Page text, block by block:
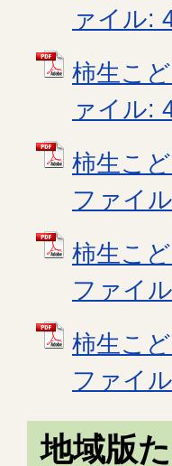
ァイル:
柿生こ
ァイル:
柿生こ
ファイ
柿生こ
ファイ
柿生こ
ファイ
地域版